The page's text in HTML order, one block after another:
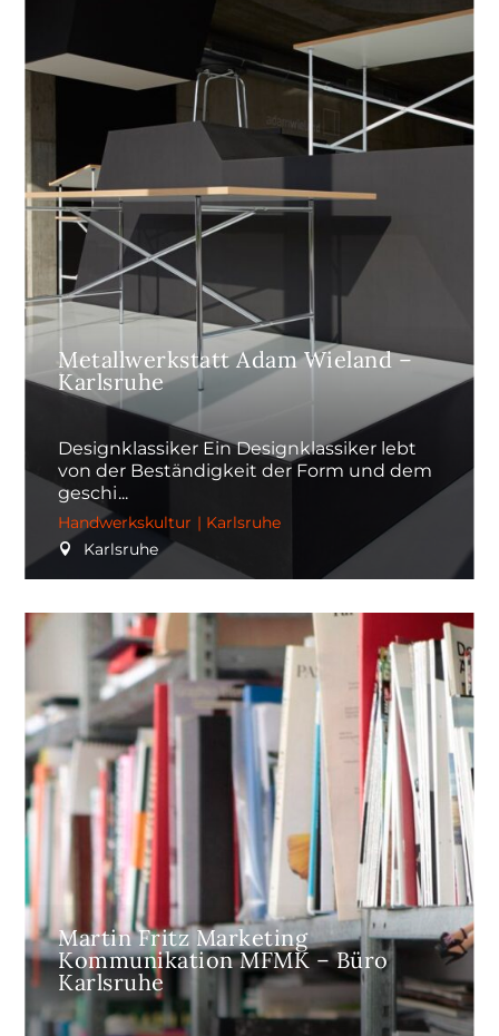
Metallwerkstatt Adam Wieland –
Karlsruhe
Designklassiker Ein Designklassiker lebt
von der Beständigkeit der Form und dem
geschi
Handwerkskultur | Karlsruhe
Karlsruhe
Martin Fritz Marketing
Kommunikation MFMK – Büro
Karlsruhe